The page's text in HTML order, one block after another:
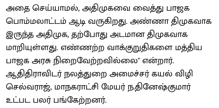
அதை செய்யாமல், அதிமுகவை வைத்து பாஜக
பொம்மலாட்டம் ஆடி வருகிறது. அண்ணா திமுகவாக
இருந்த அதிமுக, தற்போது அடமான திமுகவாக
மாறியுள்ளது. எண்ணற்ற வாக்குறுதிகளை மத்திய
பாஜக அரசு நிறைவேற்றவில்லை" என்றார்.
ஆதிதிராவிடர் நலத்துறை அமைச்சர் கயல் விழி
செல்வராஜ், மாநகராட்சி மேயர் ந.தினேஷ்குமார்
உட்பட பலர் பங்கேற்றனர்.